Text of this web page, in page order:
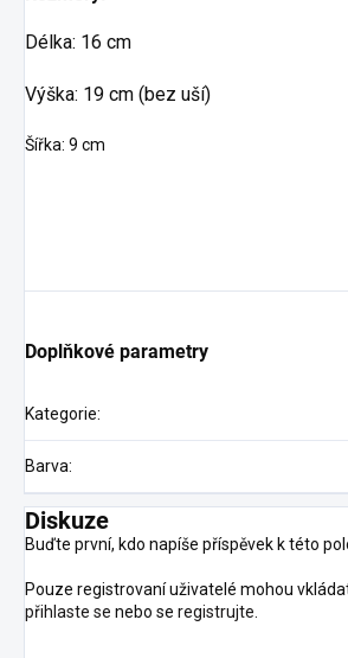
Délka: 16 cm
Výška: 19 cm (bez uší)
Šířka: 9 cm
Doplňkové parametry
Kategorie:
Barva:
Diskuze
Buďte první, kdo napíše příspěvek k této
Pouze registrovaní uživatelé mohou
přihlaste se nebo se registrujte